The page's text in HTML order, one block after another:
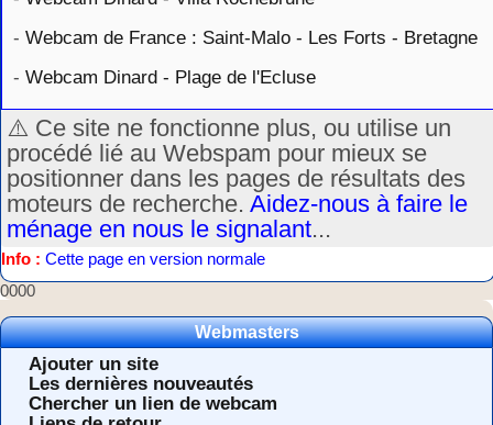
- Webcam de France : Saint-Malo - Les Forts - Bretagne
- Webcam Dinard - Plage de l'Ecluse
⚠️ Ce site ne fonctionne plus, ou utilise un
procédé lié au Webspam pour mieux se
positionner dans les pages de résultats des
moteurs de recherche. Aidez-nous à faire le
ménage en nous le signalant...
Info : Cette page en version normale
0000
Webmasters
Ajouter un site
Les dernières nouveautés
Chercher un lien de webcam